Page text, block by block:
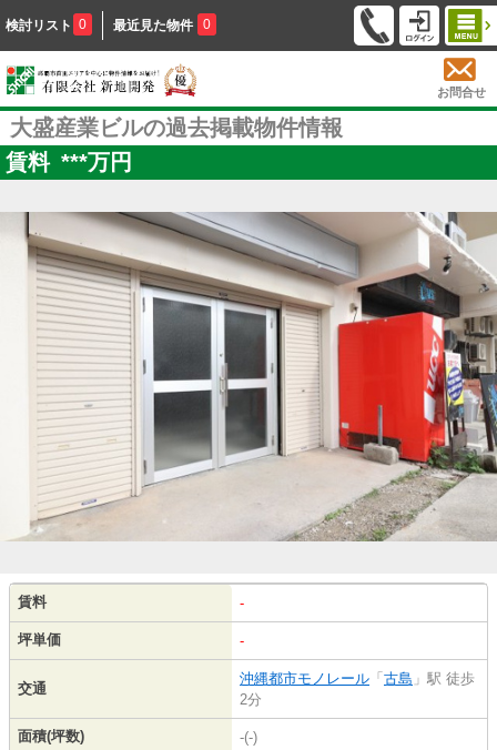
検討リスト 0 最近見た物件 0
お問合せ
大盛産業ビルの過去掲載物件情報
賃料 ***万円
賃料 -
坪単価 -
交通
沖縄都市モノレール 「 古島 」駅 徒歩
2分
面積(坪数) -(-)